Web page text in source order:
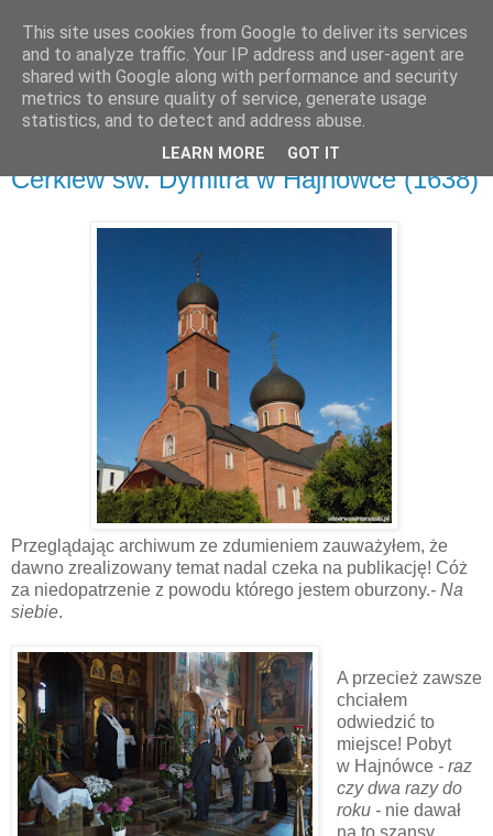
niedziela, 3 lipca 2016
Cerkiew św. Dymitra w Hajnówce (1638)
Przeglądając archiwum ze zdumieniem zauważyłem, że
dawno zrealizowany temat nadal czeka na publikację! Cóż
za niedopatrzenie z powodu którego jestem oburzony.- Na
siebie.
A przecież zawsze
chciałem
odwiedzić to
miejsce! Pobyt
w Hajnówce - raz
czy dwa razy do
roku - nie dawał
na to szansy.
This site uses cookies from Google to deliver its services
and to analyze traffic. Your IP address and user-agent are
shared with Google along with performance and security
metrics to ensure quality of service, generate usage
statistics, and to detect and address abuse.
LEARN MORE GOT IT